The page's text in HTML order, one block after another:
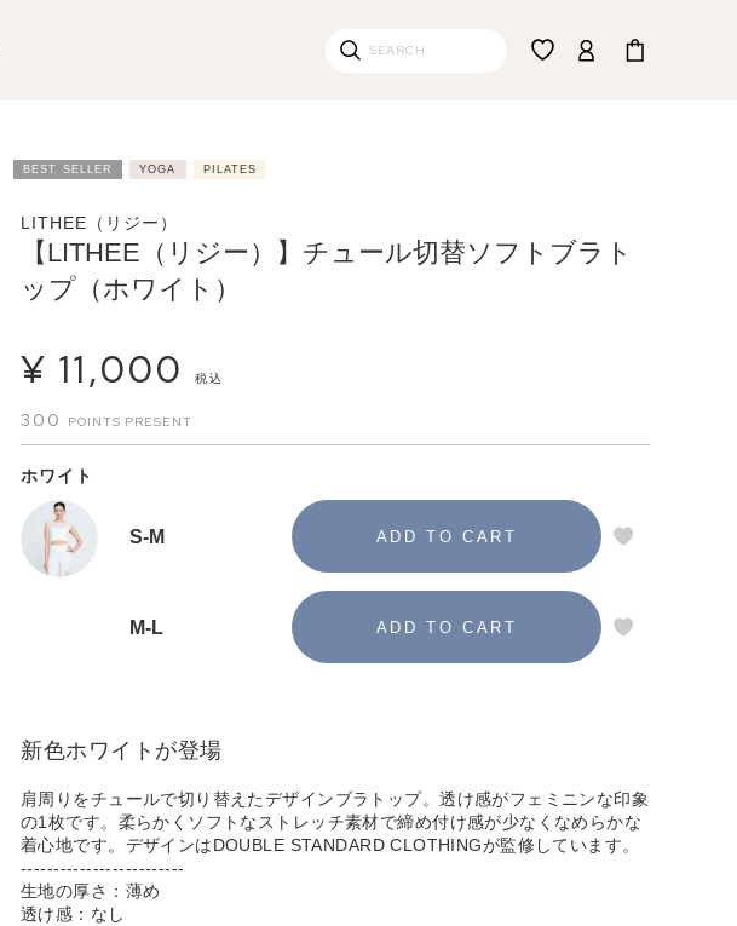
BEST SELLER YOGA PILATES
LITHEE（リジー）
【LITHEE（リジー）】チュール切替ソフトブラト
ップ（ホワイト）
¥ 11,000 税込
300
ホワイト
S-M
M-L
新色ホワイトが登場
肩周りをチュールで切り替えたデザインブラトップ。透け感がフェミニンな印象
の1枚です。柔らかくソフトなストレッチ素材で締め付け感が少なくなめらかな
着心地です。デザインはDOUBLE STANDARD CLOTHINGが監修しています。
-------------------------
生地の厚さ：薄め
透け感：なし